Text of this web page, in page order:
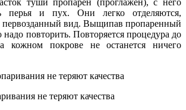
перья и пух. Они легко отделяются,
первозданный вид. Выщипав пропаренный
повторить. Повторяется процедура до
кожном покрове не останется ничего
не теряют качества